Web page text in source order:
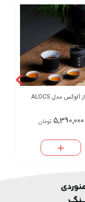
چای ساز آلوکس مدل ALOCS
5,390,000 تومان